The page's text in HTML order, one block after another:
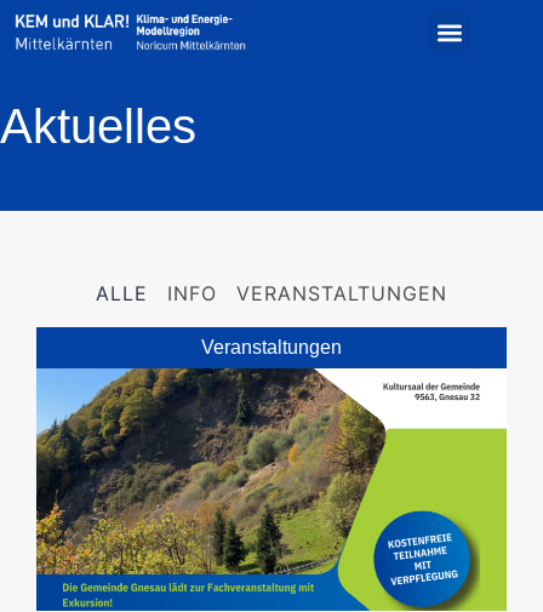
Aktuelles
INFO VERANSTALTUNGEN
ALLE
Veranstaltungen